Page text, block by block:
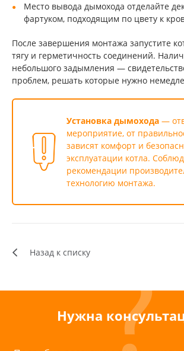
Место вывода дымохода отделайте
фартуком, подходящим по цвету к
После завершения монтажа запустите
тягу и герметичность соединений.
небольшого задымления —
проблем, решать которые нужно
Установка дымохода —
мероприятие, от
зависят комфорт и
эксплуатации котла.
рекомендации
технологию монтажа.
Назад к списку
Нужна